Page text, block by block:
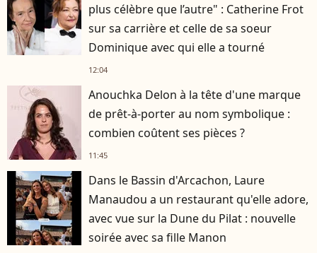
plus célèbre que l’autre" : Catherine Frot
sur sa carrière et celle de sa soeur
Dominique avec qui elle a tourné
12:04
Anouchka Delon à la tête d'une marque
de prêt-à-porter au nom symbolique :
combien coûtent ses pièces ?
11:45
Dans le Bassin d'Arcachon, Laure
Manaudou a un restaurant qu'elle adore,
avec vue sur la Dune du Pilat : nouvelle
soirée avec sa fille Manon